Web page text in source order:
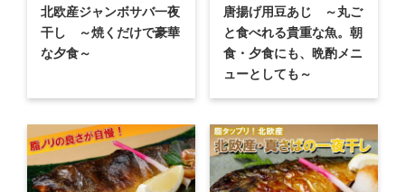
北欧産ジャンボサバ一夜
干し ～焼くだけで豪華
な夕食～
唐揚げ用豆あじ ～丸ご
と食べれる貴重な魚。朝
食・夕食にも、晩酌メニ
ューとしても～